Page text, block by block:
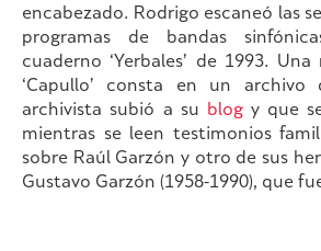
encabezado. Rodrigo escaneó las
programas de bandas
cuaderno ‘Yerbales’ de 1993.
‘Capullo’ consta en un
archivista subió a su blog y que
mientras se leen testimonios
sobre Raúl Garzón y otro de sus
Gustavo Garzón (1958-1990), que